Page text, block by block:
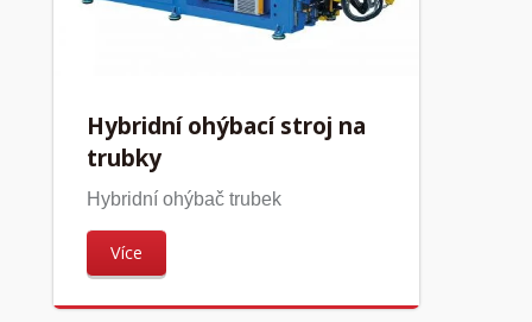
Hybridní ohýbací stroj na
trubky
Hybridní ohýbač trubek
Více